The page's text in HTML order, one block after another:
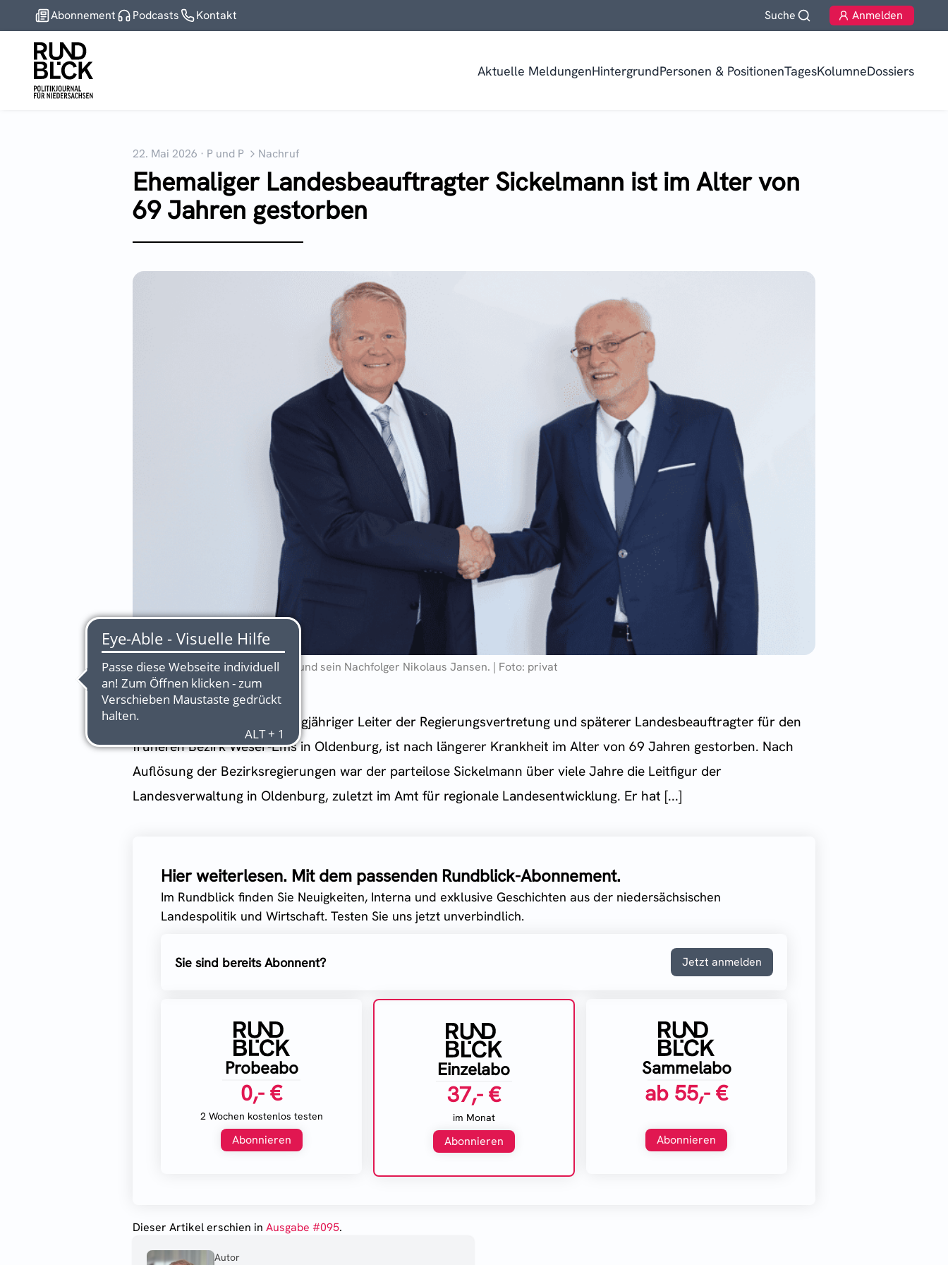
Abonnement Podcasts Kontakt Suche Anmelden
Aktuelle MeldungenHintergrundPersonen & PositionenTagesKolumneDossiers
22. Mai 2026 · P und P Nachruf
Ehemaliger Landesbeauftragter Sickelmann ist im Alter von
69 Jahren gestorben
Franz Josef Sickelmann (rechts) und sein Nachfolger Nikolaus Jansen. | Foto: privat
Franz Josef Sickelmann,
langjähriger Leiter der Regierungsvertretung und späterer Landesbeauftragter für den
früheren Bezirk Weser-Ems in Oldenburg, ist nach längerer Krankheit im Alter von 69 Jahren gestorben. Nach
Auflösung der Bezirksregierungen war der parteilose Sickelmann über viele Jahre die Leitfigur der
Landesverwaltung in Oldenburg, zuletzt im Amt für regionale Landesentwicklung. Er hat [...]
Hier weiterlesen. Mit dem passenden Rundblick-Abonnement.
Im Rundblick finden Sie Neuigkeiten, Interna und exklusive Geschichten aus der niedersächsischen
Landespolitik und Wirtschaft. Testen Sie uns jetzt unverbindlich.
Sie sind bereits Abonnent? Jetzt anmelden
Probeabo
0,- €
2 Wochen kostenlos testen
Abonnieren
Einzelabo
37,- €
im Monat
Abonnieren
Sammelabo
ab 55,- €
Abonnieren
Dieser Artikel erschien in Ausgabe #095.
Autor